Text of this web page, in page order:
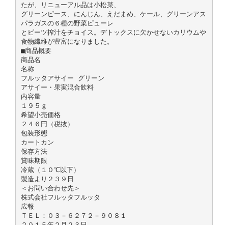
たが、リニューアル品は小松菜、
グリーンピース、にんじん、えだまめ、ケール、グリーンアス
パラガスの６種の野菜ピューレ
とビーツ搾汁をチョイス。デトックスに欠かせないカリウムや
食物繊維が豊富になりました。
■商品概要
商品名
名称
フルッタアサイー グリーン
アサイー・果実混合飲料
内容量
１９５ｇ
希望小売価格
２４６円（税抜）
包装形態
カートカン
保存方法
賞味期限
冷蔵（１０℃以下）
製造より２３９日
＜お問い合わせ先＞
株式会社フルッタフルッタ
広報
ＴＥＬ：０３－６２７２－９０８１